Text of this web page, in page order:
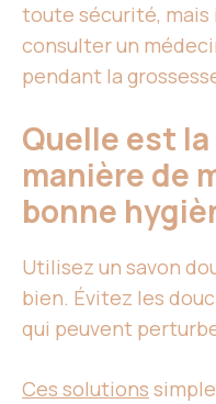
toute sécurité,
consulter un
pendant la
Quelle est
manière de
bonne
Utilisez un savon
bien. Évitez les
qui peuvent
Ces solutions